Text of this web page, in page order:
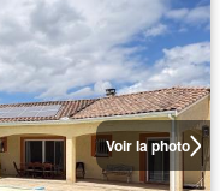
Voir la photo